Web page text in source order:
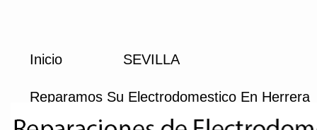
Inicio SEVILLA
Reparamos Su Electrodomestico En Herrera